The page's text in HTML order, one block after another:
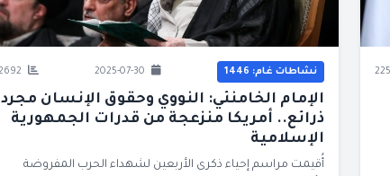
نشاطات غام: 1446
الإمام الخامنئي: النووي وحقوق الإنسان مجرد
ذرائع.. أمريكا منزعجة من قدرات الجمهورية
الإسلامية
أُقيمت مراسم إحياء ذكرى الأربعين لشهداء الحرب المفروضة